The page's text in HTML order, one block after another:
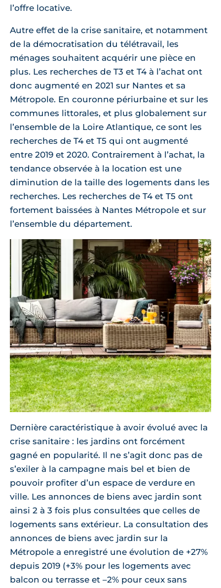
l’offre locative.
Autre effet de la crise sanitaire, et notamment
de la démocratisation du télétravail, les
ménages souhaitent acquérir une pièce en
plus. Les recherches de T3 et T4 à l’achat ont
donc augmenté en 2021 sur Nantes et sa
Métropole. En couronne périurbaine et sur les
communes littorales, et plus globalement sur
l’ensemble de la Loire Atlantique, ce sont les
recherches de T4 et T5 qui ont augmenté
entre 2019 et 2020. Contrairement à l’achat, la
tendance observée à la location est une
diminution de la taille des logements dans les
recherches. Les recherches de T4 et T5 ont
fortement baissées à Nantes Métropole et sur
l’ensemble du département.
Dernière caractéristique à avoir évolué avec la
crise sanitaire : les jardins ont forcément
gagné en popularité. Il ne s’agit donc pas de
s’exiler à la campagne mais bel et bien de
pouvoir profiter d’un espace de verdure en
ville. Les annonces de biens avec jardin sont
ainsi 2 à 3 fois plus consultées que celles de
logements sans extérieur. La consultation des
annonces de biens avec jardin sur la
Métropole a enregistré une évolution de +27%
depuis 2019 (+3% pour les logements avec
balcon ou terrasse et –2% pour ceux sans